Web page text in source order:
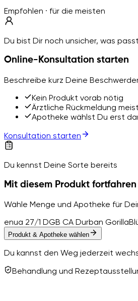
Empfohlen · für die meisten
Du bist Dir noch unsicher, was passt
Online-Konsultation starten
Beschreibe kurz Deine
Kein Produkt vorab nötig
Ärztliche Rückmeldung
Apotheke wählst Du erst
Konsultation starten
Du kennst Deine Sorte bereits
Mit diesem Produkt fortfahren
Wähle Menge und Apotheke für
enua 27/1 DGB CA Durban Gorilla
Produkt & Apotheke wählen
Du kannst den Weg jederzeit
Behandlung und